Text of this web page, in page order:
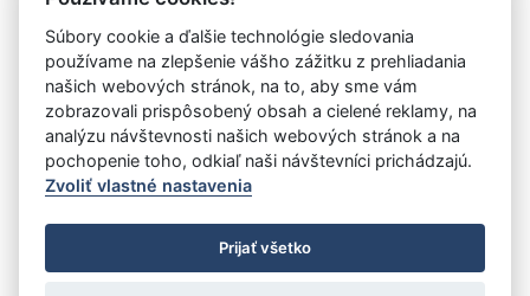
Vystavil: Ministerstvo školstva, výskumu, vývoja a
mládeže Slovenskej republiky
Úrad vlády SR
- Všetky práva vyhradené
Prehlásenie o prístupnosti
Zmluvy do 31.12.2010
Nastavenia cookies
Súbory cookie a ďalšie technológie sledovania
používame na zlepšenie vášho zážitku z prehliadania
našich webových stránok, na to, aby sme vám
zobrazovali prispôsobený obsah a cielené reklamy, na
analýzu návštevnosti našich webových stránok a na
pochopenie toho, odkiaľ naši návštevníci prichádzajú.
Zvoliť vlastné nastavenia
Prijať všetko